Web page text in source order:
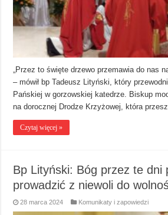
„Przez to święte drzewo przemawia do nas
– mówił bp Tadeusz Lityński, który
Pańskiej w gorzowskiej katedrze. Biskup
na dorocznej Drodze Krzyżowej, która
Czytaj więcej »
Bp Lityński: Bóg przez te dni
prowadzić z niewoli do
28 marca 2024 Komunikaty i zapowiedzi